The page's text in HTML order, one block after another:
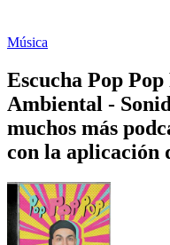
Música
Escucha Pop
Ambiental -
muchos más
con la aplicación